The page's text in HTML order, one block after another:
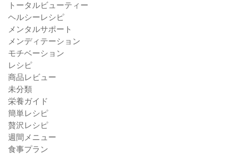
トータルビューティー
ヘルシーレシピ
メンタルサポート
メンディテーション
モチベーション
レシピ
商品レビュー
未分類
栄養ガイド
簡単レシピ
贅沢レシピ
週間メニュー
食事プラン